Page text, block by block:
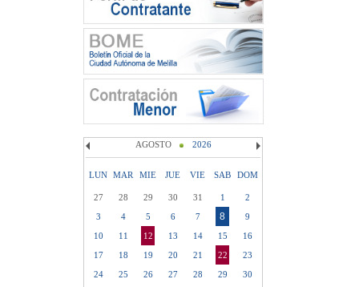
AGOSTO 2026
LUN MAR MIE JUE VIE SAB DOM
27 28 29 30 31 1
2
3
4 5 6 7 8
9
10
11 12 13 14 15
16
17
18 19 20 21 22
23
24
25 26 27 28 29
30